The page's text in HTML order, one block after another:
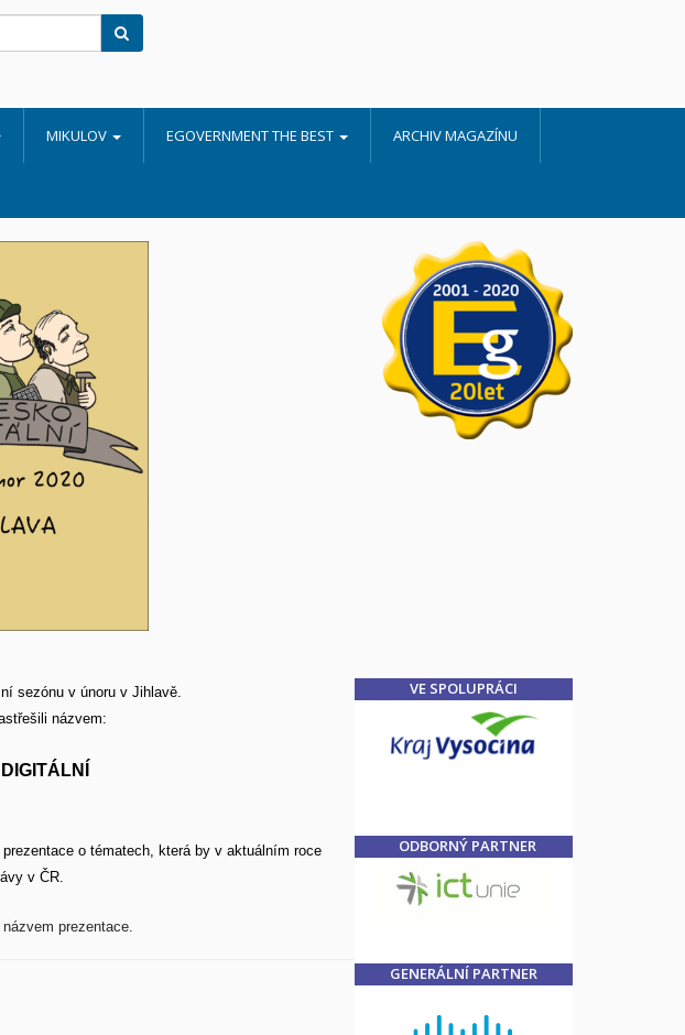
MIKULOV EGOVERNMENT THE BEST ARCHIV MAGAZÍNU
VE SPOLUPRÁCI
ODBORNÝ PARTNER
GENERÁLNÍ PARTNER
sezónu v únoru v Jihlavě.
názvem:
o tématech, která by v aktuálním roce
v ČR.
prezentace.